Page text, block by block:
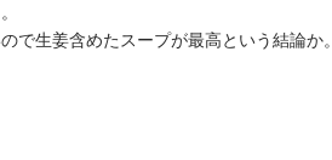
で生姜含めたスープが最高という結論か。